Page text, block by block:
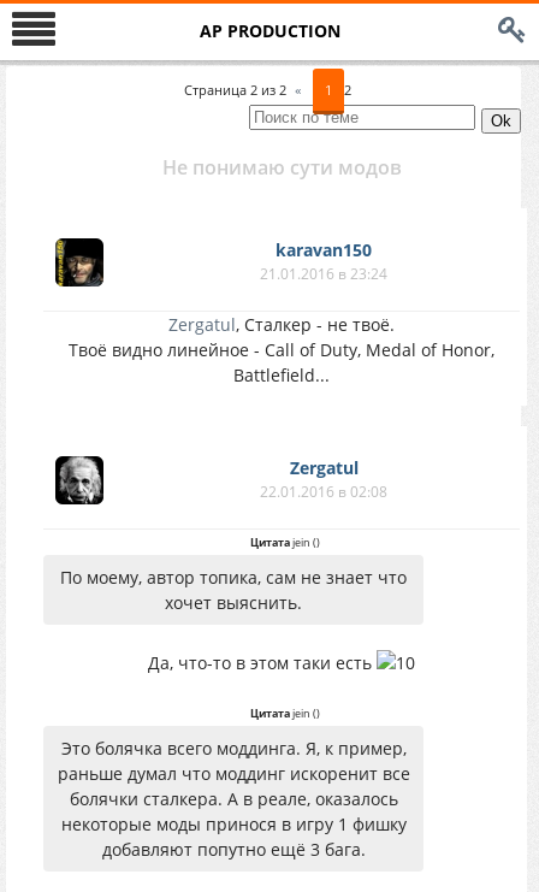
AP PRODUCTION
Страница 2 из 2 « 1 2
Не понимаю сути модов
karavan150
21.01.2016 в 23:24
Zergatul, Сталкер - не твоё.
Твоё видно линейное - Call of Duty, Medal of Honor,
Battlefield...
Zergatul
22.01.2016 в 02:08
Цитатаjein ()
По моему, автор топика, сам не знает что
хочет выяснить.
Да, что-то в этом таки есть
Цитатаjein ()
Это болячка всего моддинга. Я, к пример,
раньше думал что моддинг искоренит все
болячки сталкера. А в реале, оказалось
некоторые моды принося в игру 1 фишку
добавляют попутно ещё 3 бага.